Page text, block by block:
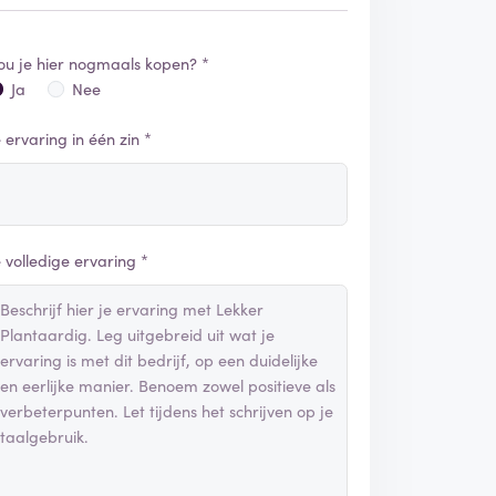
je hier nogmaals kopen? *
Ja
Nee
ervaring in één zin *
volledige ervaring *